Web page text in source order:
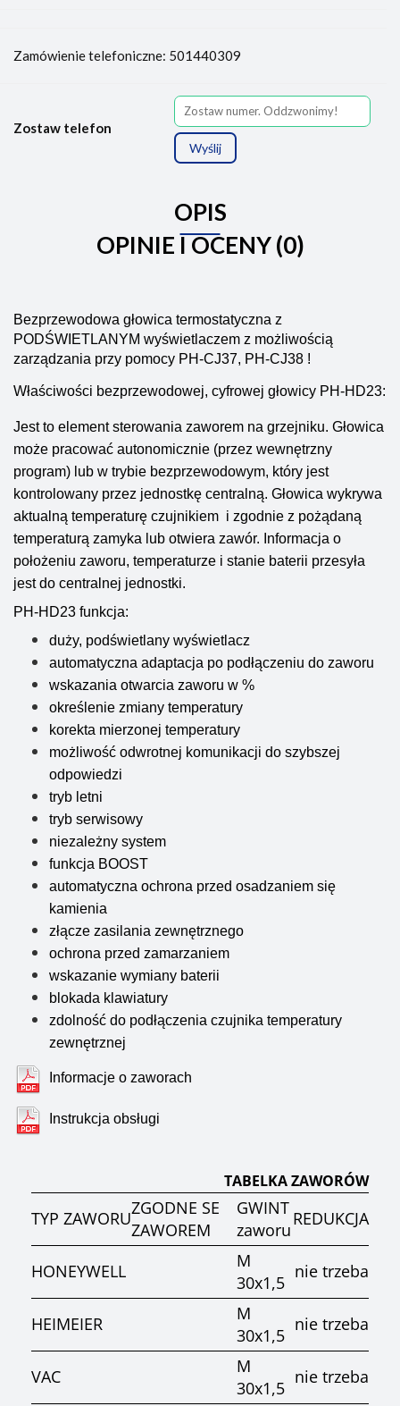
Zamówienie telefoniczne: 501440309
Zostaw telefon
Wyślij
OPIS
OPINIE I OCENY (0)
Bezprzewodowa głowica termostatyczna z
PODŚWIETLANYM wyświetlaczem z możliwością
zarządzania przy pomocy PH-CJ37, PH-CJ38 !
Właściwości bezprzewodowej, cyfrowej głowicy PH-HD23:
Jest to element sterowania zaworem na grzejniku. Głowica
może pracować autonomicznie (przez wewnętrzny
program) lub w trybie bezprzewodowym, który jest
kontrolowany przez jednostkę centralną. Głowica wykrywa
aktualną temperaturę czujnikiem i zgodnie z pożądaną
temperaturą zamyka lub otwiera zawór. Informacja o
położeniu zaworu, temperaturze i stanie baterii przesyła
jest do centralnej jednostki.
PH-HD23 funkcja:
duży, podświetlany wyświetlacz
automatyczna adaptacja po podłączeniu do zaworu
wskazania otwarcia zaworu w %
określenie zmiany temperatury
korekta mierzonej temperatury
możliwość odwrotnej komunikacji do szybszej
odpowiedzi
tryb letni
tryb serwisowy
niezależny system
funkcja BOOST
automatyczna ochrona przed osadzaniem się
kamienia
złącze zasilania zewnętrznego
ochrona przed zamarzaniem
wskazanie wymiany baterii
blokada klawiatury
zdolność do podłączenia czujnika temperatury
zewnętrznej
Informacje o zaworach
Instrukcja obsługi
TABELKA ZAWORÓW
TYP ZAWORUZGODNE SE
ZAWOREM
GWINT
zaworu
REDUKCJA
HONEYWELL
M
30x1,5
nie trzeba
HEIMEIER
M
30x1,5
nie trzeba
VAC
M
30x1,5
nie trzeba